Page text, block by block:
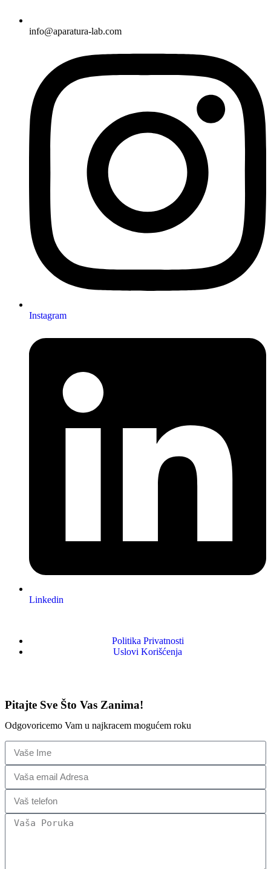
info@aparatura-lab.com
Instagram
Linkedin
Politika Privatnosti
Uslovi Korišćenja
Pitajte Sve Što Vas Zanima!
Odgovoricemo Vam u najkracem mogućem roku